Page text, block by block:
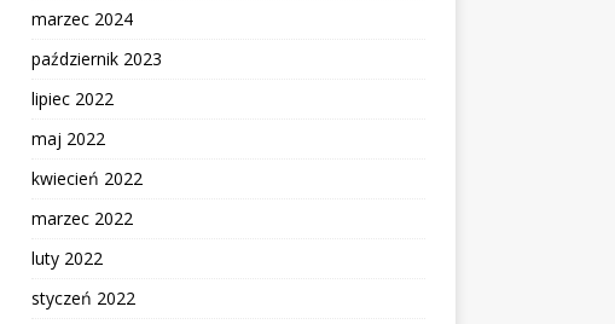
marzec 2024
październik 2023
lipiec 2022
maj 2022
kwiecień 2022
marzec 2022
luty 2022
styczeń 2022